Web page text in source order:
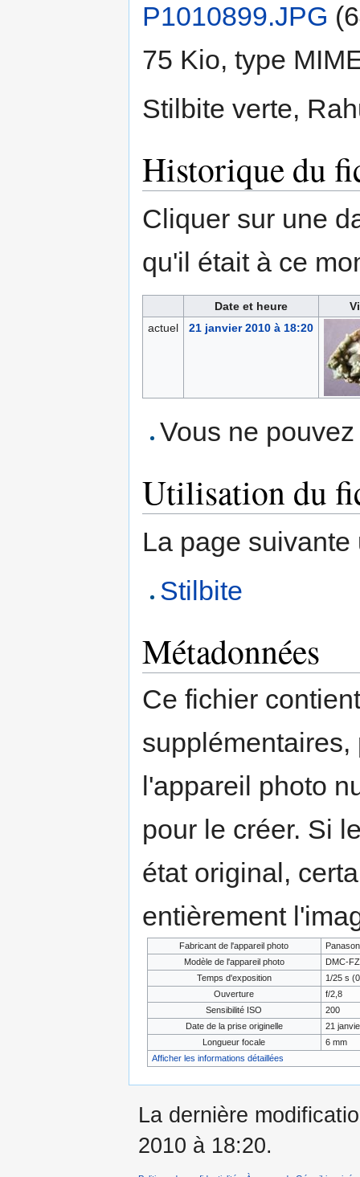
P1010899.JPG
75 Kio, type
Stilbite verte,
Historique du
Cliquer sur une
qu'il était à ce
Date et heure
actuel
21 janvier 2010 à 18:20
Vous ne
Utilisation du
La page
Stilbite
Métadonnées
Ce fichier
l'appareil photo
pour le créer. Si
état original,
entièrement
Fabricant de l'appareil photo
Modèle de l'appareil photo
DMC-
Temps d'exposition
1/25 s
Ouverture
f/2,8
Sensibilité ISO
200
Date de la prise originelle
21
Longueur focale
6 mm
Afficher les informations détaillées
La dernière
2010 à 18:20.